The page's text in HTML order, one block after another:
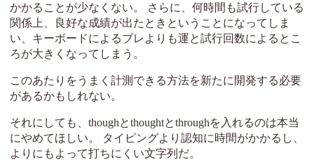
かかることが少なくない。 さらに、何時間も試行している
関係上、良好な成績が出たときということになってしま
い、キーボードによるブレよりも運と試行回数によるとこ
ろが大きくなってしまう。
このあたりをうまく計測できる方法を新たに開発する必要
があるかもしれない。
それにしても、thoughとthoughtとthroughを入れるのは本当
にやめてほしい。 タイピングより認知に時間がかかるし、
よりにもよって打ちにくい文字列だ。